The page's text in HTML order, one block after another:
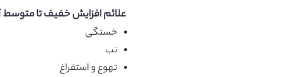
علائم افزایش خفیف تا متوسط
خستگی
تب
تهوع و استفراغ